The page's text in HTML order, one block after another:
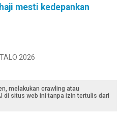
mesti kedepankan
2026
melakukan crawling atau
di situs web ini tanpa izin tertulis dari